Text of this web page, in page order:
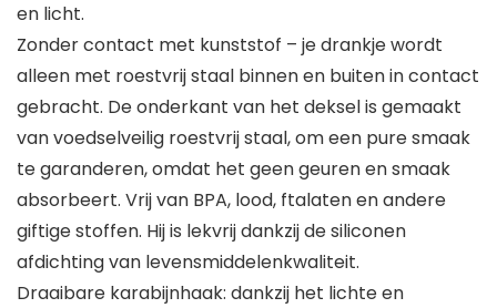
en licht.
Zonder contact met kunststof – je drankje wordt
alleen met roestvrij staal binnen en buiten in contact
gebracht. De onderkant van het deksel is gemaakt
van voedselveilig roestvrij staal, om een pure smaak
te garanderen, omdat het geen geuren en smaak
absorbeert. Vrij van BPA, lood, ftalaten en andere
giftige stoffen. Hij is lekvrij dankzij de siliconen
afdichting van levensmiddelenkwaliteit.
Draaibare karabijnhaak: dankzij het lichte en